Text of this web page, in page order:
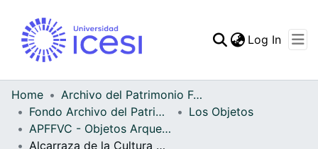
Statistics
Log In
Home
Archivo del Patrimonio Fotográfico y Fílmico del Valle del Cauca
Fondo Archivo del Patrimonio Fotográfico y Fílmico del Valle del Cauca
Los Objetos
APFFVC - Objetos Arqueológico - Patrimonial
Alcarraza de la Cultura Yotoco